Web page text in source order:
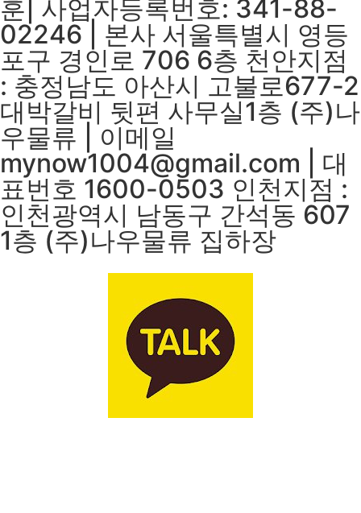
훈| 사업자등록번호: 341-88-
02246 | 본사 서울특별시 영등
포구 경인로 706 6층 천안지점
: 충정남도 아산시 고불로677-2
대박갈비 뒷편 사무실1층 (주)나
우물류 | 이메일
mynow1004@gmail.com | 대
표번호 1600-0503 인천지점 :
인천광역시 남동구 간석동 607
1층 (주)나우물류 집하장